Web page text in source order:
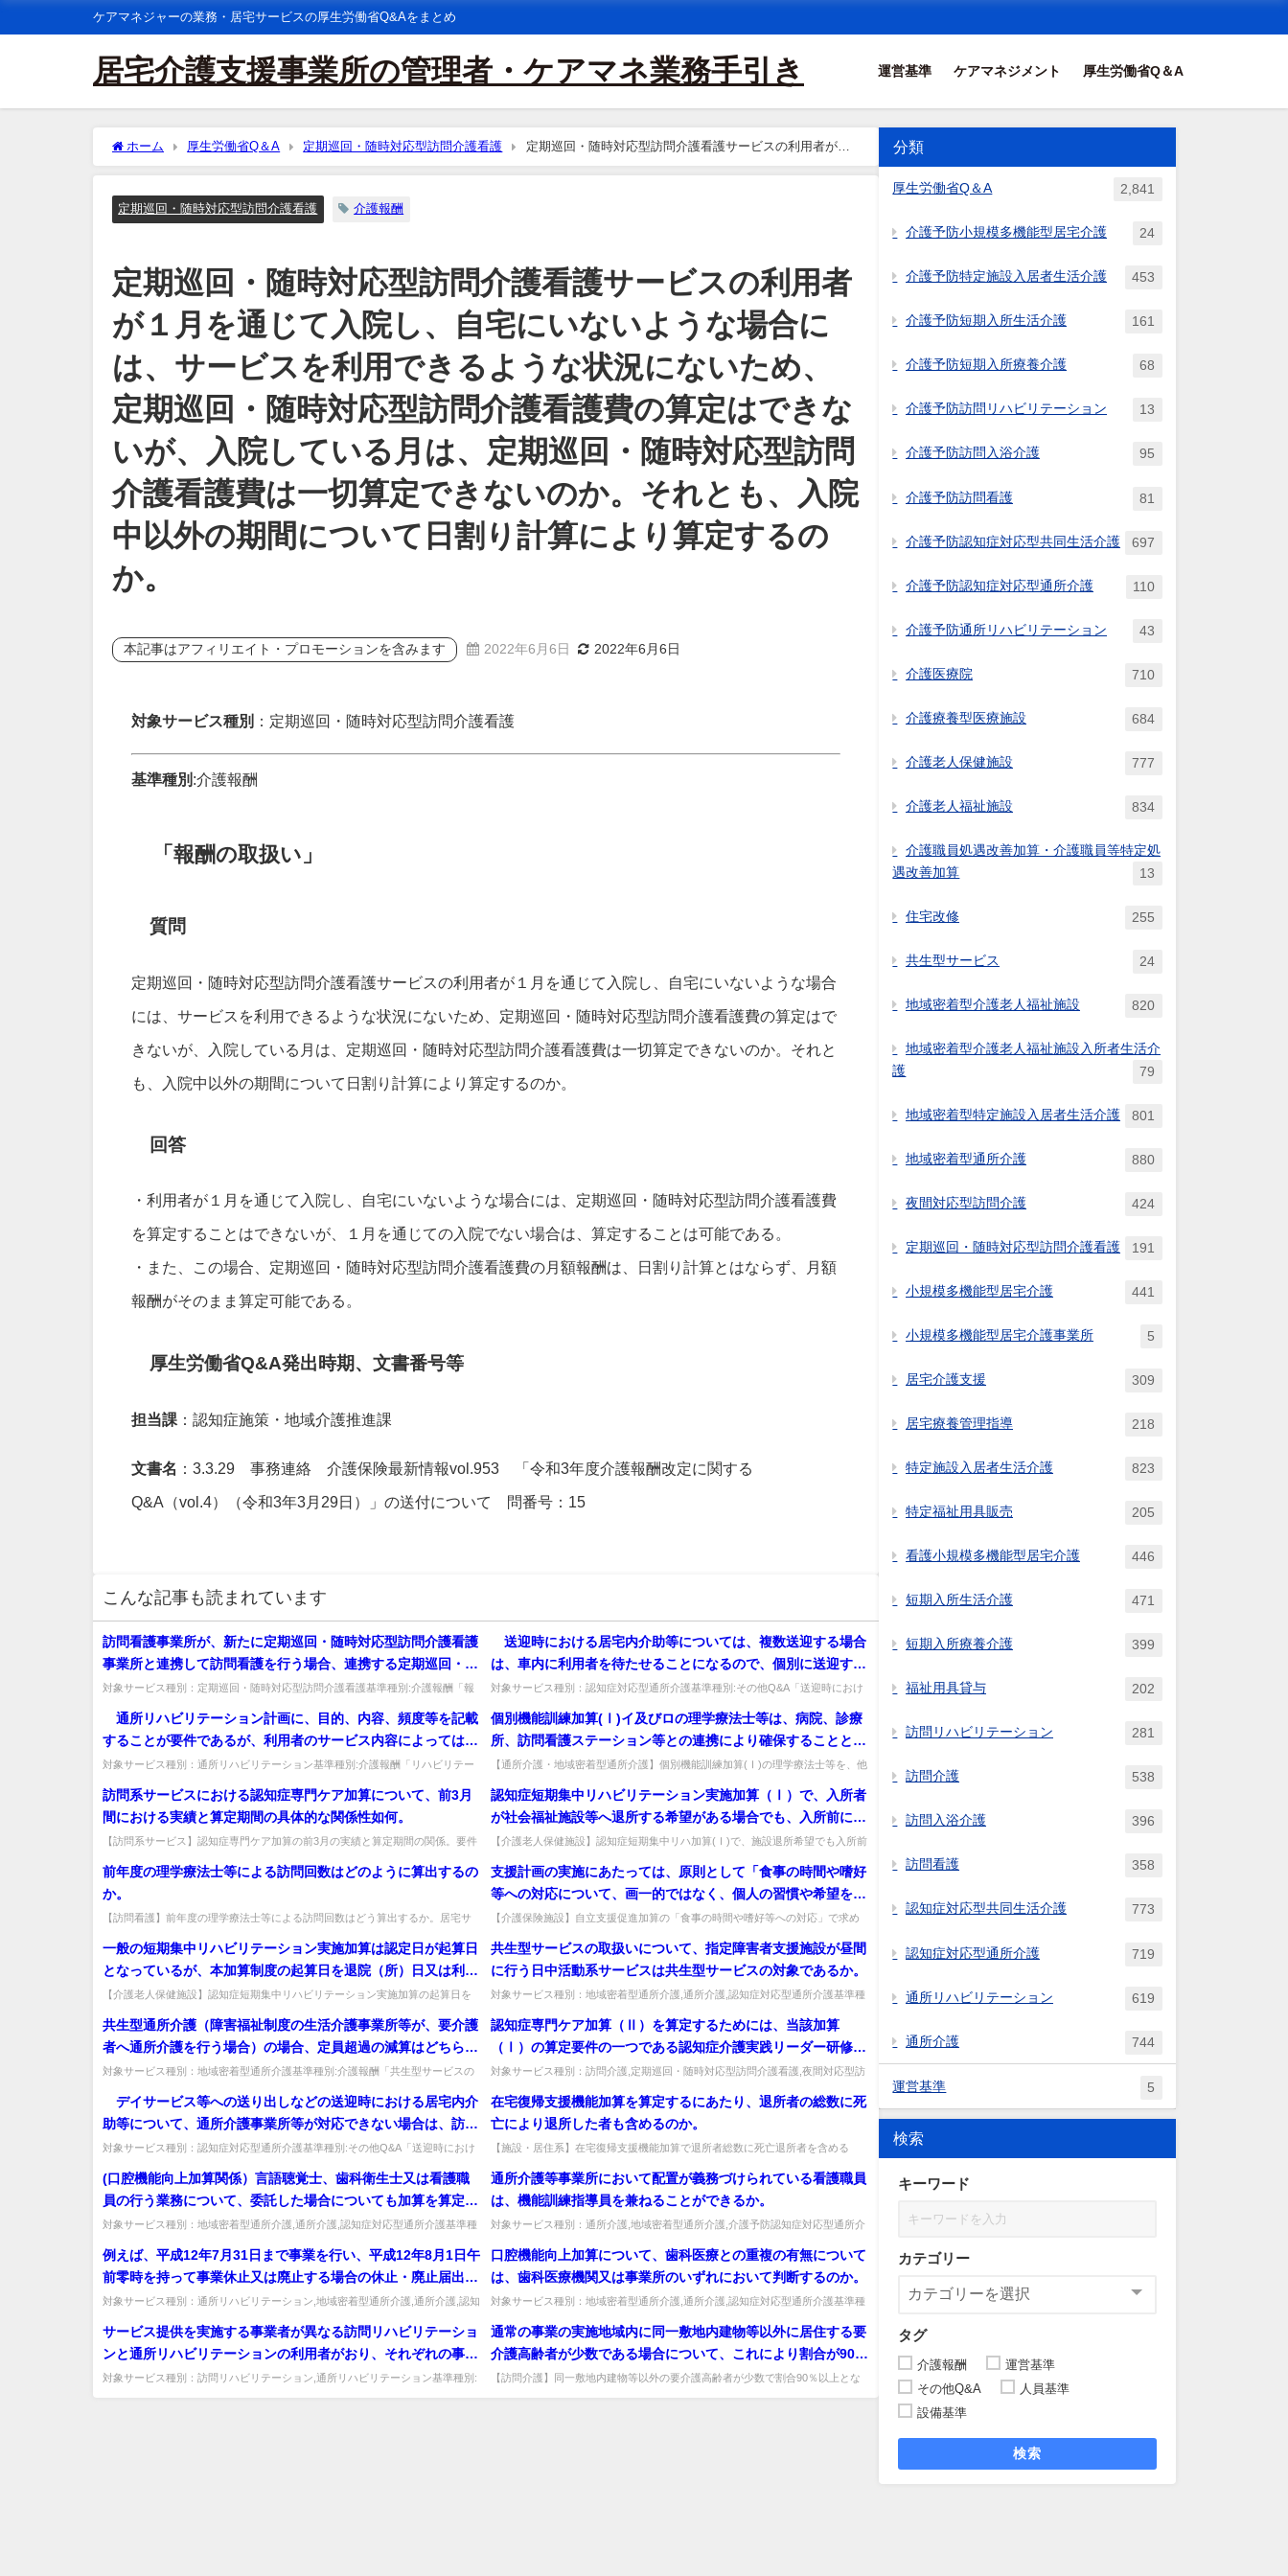
ケアマネジャーの業務・居宅サービスの厚生労働省Q&Aをまとめ
居宅介護支援事業所の管理者・ケアマネ業務手引き 運営基準 ケアマネジメント 厚生労働省Q＆A
ホーム 厚生労働省Q＆A 定期巡回・随時対応型訪問介護看護
定期巡回・随時対応型訪問介護看護サービスの利用者が１
月を通じて入院し、自宅にいないような場合には、サービスを利用できるような状況にないため、定期巡回・随時対応型訪問介護看護
期間について日割り計算により算定するのか。
定期巡回・随時対応型訪問介護看護 介護報酬
定期巡回・随時対応型訪問介護看護サービスの利用者
が１月を通じて入院し、自宅にいないような場合に
は、サービスを利用できるような状況にないため、
定期巡回・随時対応型訪問介護看護費の算定はできな
いが、入院している月は、定期巡回・随時対応型訪問
介護看護費は一切算定できないのか。それとも、入院
中以外の期間について日割り計算により算定するの
か。
本記事はアフィリエイト・プロモーションを含みます 2022年6月6日 2022年6月6日
対象サービス種別 ：定期巡回・随時対応型訪問介護看護
基準種別 :介護報酬
「報酬の取扱い」
質問
定期巡回・随時対応型訪問介護看護サービスの利用者が１月を通じて入院し、自宅にいないような場合
には、サービスを利用できるような状況にないため、定期巡回・随時対応型訪問介護看護費の算定はで
きないが、入院している月は、定期巡回・随時対応型訪問介護看護費は一切算定できないのか。それと
も、入院中以外の期間について日割り計算により算定するのか。
回答
・利用者が１月を通じて入院し、自宅にいないような場合には、定期巡回・随時対応型訪問介護看護費
を算定することはできないが、１月を通じての入院でない場合は、算定することは可能である。
・また、この場合、定期巡回・随時対応型訪問介護看護費の月額報酬は、日割り計算とはならず、月額
報酬がそのまま算定可能である。
厚生労働省Q&A発出時期、文書番号等
担当課 ：認知症施策・地域介護推進課
文書名 ：3.3.29 事務連絡 介護保険最新情報vol.953 「令和3年度介護報酬改定に関する
Q&A（vol.4）（令和3年3月29日）」の送付について 問番号：15
こんな記事も読まれています
訪問看護事業所が、新たに定期巡回・随時対応型訪問介護看護
事業所と連携して訪問看護を行う場合、連携する定期巡回・随
時対応型訪問介護看護事業所の名称等の届出を行い、訪問看護
費を算定することとなるが、いつから当該訪問看護費を算定す
対象サービス種別：定期巡回・随時対応型訪問介護看護基準種別:介護報酬「報
送迎時における居宅内介助等については、複数送迎する場合
は、車内に利用者を待たせることになるので、個別に送迎する
場合のみが認められるのか。
対象サービス種別：認知症対応型通所介護基準種別:その他Q&A「送迎時におけ
通所リハビリテーション計画に、目的、内容、頻度等を記載
することが要件であるが、利用者のサービス内容によっては、
恒常的に屋外でのサービス提供時間が屋内でのサービス提供時
間を上回ることがあってもよいか。
対象サービス種別：通所リハビリテーション基準種別:介護報酬「リハビリテー
個別機能訓練加算(Ⅰ)イ及びロの理学療法士等は、病院、診療
所、訪問看護ステーション等との連携により確保することとし
てもよいか。
【通所介護・地域密着型通所介護】個別機能訓練加算(Ⅰ)の理学療法士等を、他
訪問系サービスにおける認知症専門ケア加算について、前3月
間における実績と算定期間の具体的な関係性如何。
【訪問系サービス】認知症専門ケア加算の前3月の実績と算定期間の関係。要件
認知症短期集中リハビリテーション実施加算（Ⅰ）で、入所者
が社会福祉施設等へ退所する希望がある場合でも、入所前に生
活していた居宅を訪問する方が有益な情報が得られる場合等に
は、居宅に訪問することとして差し支えないか。
【介護老人保健施設】認知症短期集中リハ加算(Ⅰ)で、施設退所希望でも入所前
前年度の理学療法士等による訪問回数はどのように算出するの
か。
【訪問看護】前年度の理学療法士等による訪問回数はどう算出するか。居宅サ
支援計画の実施にあたっては、原則として「食事の時間や嗜好
等への対応について、画一的ではなく、個人の習慣や希望を尊
重する」こととされるが、具体的にはどのような取組が求めら
れるのか。
【介護保険施設】自立支援促進加算の「食事の時間や嗜好等への対応」で求め
一般の短期集中リハビリテーション実施加算は認定日が起算日
となっているが、本加算制度の起算日を退院（所）日又は利用
開始日とした理由如何。
【介護老人保健施設】認知症短期集中リハビリテーション実施加算の起算日を
共生型サービスの取扱いについて、指定障害者支援施設が昼間
に行う日中活動系サービスは共生型サービスの対象であるか。
対象サービス種別：地域密着型通所介護,通所介護,認知症対応型通所介護基準種
共生型通所介護（障害福祉制度の生活介護事業所等が、要介護
者へ通所介護を行う場合）の場合、定員超過の減算はどちらを
対象に、どのように見るべきか。
対象サービス種別：地域密着型通所介護基準種別:介護報酬「共生型サービスの
認知症専門ケア加算（Ⅱ）を算定するためには、当該加算
（Ⅰ）の算定要件の一つである認知症介護実践リーダー研修修
了者に加えて、認知症介護指導者養成研修修了者又は認知症看
護に係る適切な研修修了者を別に配置する必要があるのか。
対象サービス種別：訪問介護,定期巡回・随時対応型訪問介護看護,夜間対応型訪
デイサービス等への送り出しなどの送迎時における居宅内介
助等について、通所介護事業所等が対応できない場合は、訪問
介護の利用は可能なのか。居宅内介助等が可能な通所介護事業
所等を探す必要があるのか。
対象サービス種別：認知症対応型通所介護基準種別:その他Q&A「送迎時におけ
在宅復帰支援機能加算を算定するにあたり、退所者の総数に死
亡により退所した者も含めるのか。
【施設・居住系】在宅復帰支援機能加算で退所者総数に死亡退所者を含める
(口腔機能向上加算関係）言語聴覚士、歯科衛生士又は看護職
員の行う業務について、委託した場合についても加算を算定す
ることは可能か。また、労働者派遣法に基づく派遣された職員
ではどうか。
対象サービス種別：地域密着型通所介護,通所介護,認知症対応型通所介護基準種
通所介護等事業所において配置が義務づけられている看護職員
は、機能訓練指導員を兼ねることができるか。
対象サービス種別：通所介護,地域密着型通所介護,介護予防認知症対応型通所介
例えば、平成12年7月31日まで事業を行い、平成12年8月1日午
前零時を持って事業休止又は廃止する場合の休止・廃止届出に
記載する「休止又は廃止の年月日」は如何。
対象サービス種別：通所リハビリテーション,地域密着型通所介護,通所介護,認知
口腔機能向上加算について、歯科医療との重複の有無について
は、歯科医療機関又は事業所のいずれにおいて判断するのか。
対象サービス種別：地域密着型通所介護,通所介護,認知症対応型通所介護基準種
サービス提供を実施する事業者が異なる訪問リハビリテーショ
ンと通所リハビリテーションの利用者がおり、それぞれの事業
所がリハビリテーションマネジメント加算(Ａ)又は(Ｂ)を取得
している場合、リハビリテーション会議を通じてリハビリテー
対象サービス種別：訪問リハビリテーション,通所リハビリテーション基準種別:
通常の事業の実施地域内に同一敷地内建物等以外に居住する要
介護高齢者が少数である場合について、これにより割合が90％
以上となった場合については、正当な理由に該当すると考えて
よいか。
【訪問介護】同一敷地内建物等以外の要介護高齢者が少数で割合90％以上とな
分類
厚生労働省Q＆A 2,841
介護予防小規模多機能型居宅介護 24
介護予防特定施設入居者生活介護 453
介護予防短期入所生活介護 161
介護予防短期入所療養介護 68
介護予防訪問リハビリテーション 13
介護予防訪問入浴介護 95
介護予防訪問看護 81
介護予防認知症対応型共同生活介護 697
介護予防認知症対応型通所介護 110
介護予防通所リハビリテーション 43
介護医療院 710
介護療養型医療施設 684
介護老人保健施設 777
介護老人福祉施設 834
介護職員処遇改善加算・介護職員等特定処
遇改善加算
13
住宅改修 255
共生型サービス 24
地域密着型介護老人福祉施設 820
地域密着型介護老人福祉施設入所者生活介
護
79
地域密着型特定施設入居者生活介護 801
地域密着型通所介護 880
夜間対応型訪問介護 424
定期巡回・随時対応型訪問介護看護 191
小規模多機能型居宅介護 441
小規模多機能型居宅介護事業所 5
居宅介護支援 309
居宅療養管理指導 218
特定施設入居者生活介護 823
特定福祉用具販売 205
看護小規模多機能型居宅介護 446
短期入所生活介護 471
短期入所療養介護 399
福祉用具貸与 202
訪問リハビリテーション 281
訪問介護 538
訪問入浴介護 396
訪問看護 358
認知症対応型共同生活介護 773
認知症対応型通所介護 719
通所リハビリテーション 619
通所介護 744
運営基準 5
検索
キーワード
カテゴリー
タグ
介護報酬
運営基準
その他Q&A
人員基準
設備基準
検索